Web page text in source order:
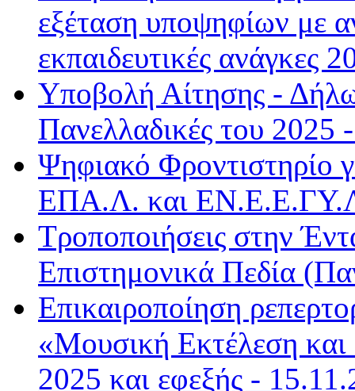
εξέταση υποψηφίων με
εκπαιδευτικές ανάγκες
Υποβολή Αίτησης -
Πανελλαδικές του 2025
Ψηφιακό Φροντιστηρίο
ΕΠΑ.Λ. και
Τροποποιήσεις στην
Επιστημονικά Πεδία
Επικαιροποίηση
«Μουσική Εκτέλεση και
2025 και εφεξής -